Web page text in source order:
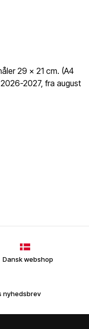
29 x 21 cm. (A4
2027, fra august
Dansk webshop
nyhedsbrev